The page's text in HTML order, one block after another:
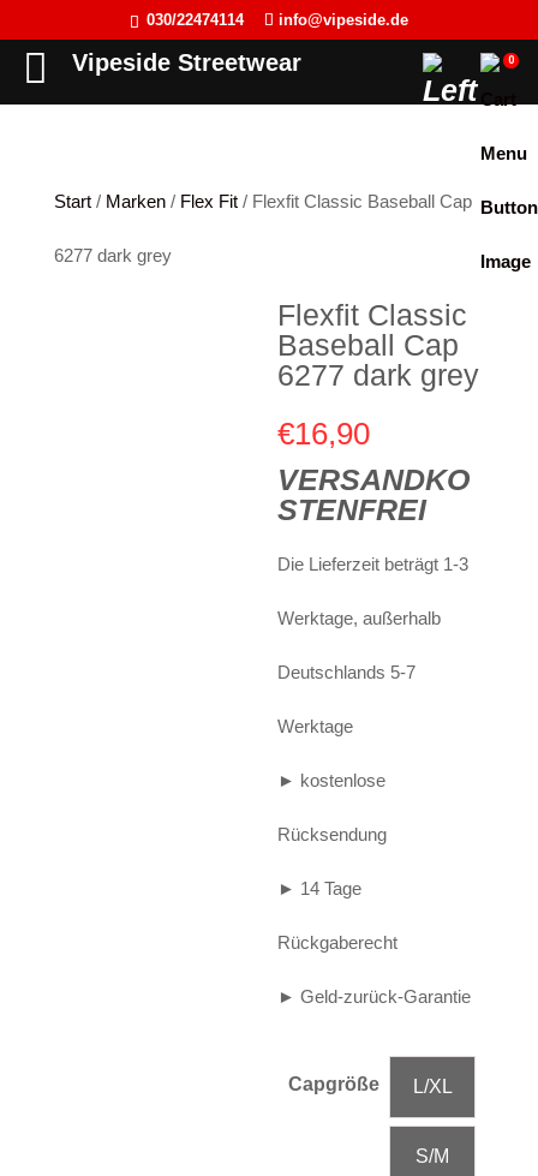
030/22474114 info@vipeside.de
Start/ Marken/ Flex Fit/ Flexfit Classic Baseball Cap
6277 dark grey
Flexfit Classic
Baseball Cap
6277 dark grey
€16,90
VERSANDKO
STENFREI
Die Lieferzeit beträgt 1-3
Werktage, außerhalb
Deutschlands 5-7
Werktage
► kostenlose
Rücksendung
► 14 Tage
Rückgaberecht
► Geld-zurück-Garantie
Capgröße L/XL
S/M
Vipeside Streetwear 0
Back
Fact of Life
Back
Back
Jacken
Back
Hoodie